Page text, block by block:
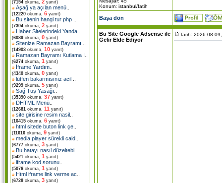
(7154 okuma, 2 yanıt)
Aşağıya açılan menü
(12220 okuma, 6 yanıt)
Bu sitenin hangi tur php
(7304 okuma, 2 yanıt)
Haber Sitelerindeki Yanda
(6089 okuma, 0 yanıt)
Sitenize Ramazan Bayramı
(14903 okuma, 10 yanıt)
Ramazan Bayramı Kutlama İ
(6274 okuma, 1 yanıt)
İframe Yardım
(4340 okuma, 0 yanıt)
lütfen bakarmısınız acil
(9299 okuma, 5 yanıt)
Sağ Tuş Yasağı
(35390 okuma, 37 yanıt)
DHTML Menü
(12681 okuma, 11 yanıt)
site girisine resim nasil
(10415 okuma, 6 yanıt)
html sitede buton link çe
(11616 okuma, 9 yanıt)
media player sürekli cald
(6777 okuma, 3 yanıt)
Bu hatayı nasıl düzeltebi
(5421 okuma, 1 yanıt)
iframe kod sorunu
(5076 okuma, 1 yanıt)
Html iframe link verme ac
(6728 okuma, 3 yanıt)
Konum: istanbul/fatih
Başa dön
Bu Site Google Adsense ile
Gelir Elde Ediyor
Tarih: 2026-08-